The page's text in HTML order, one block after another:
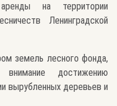
на территории
Ленинградской
земель лесного фонда,
достижению
вырубленных деревьев и